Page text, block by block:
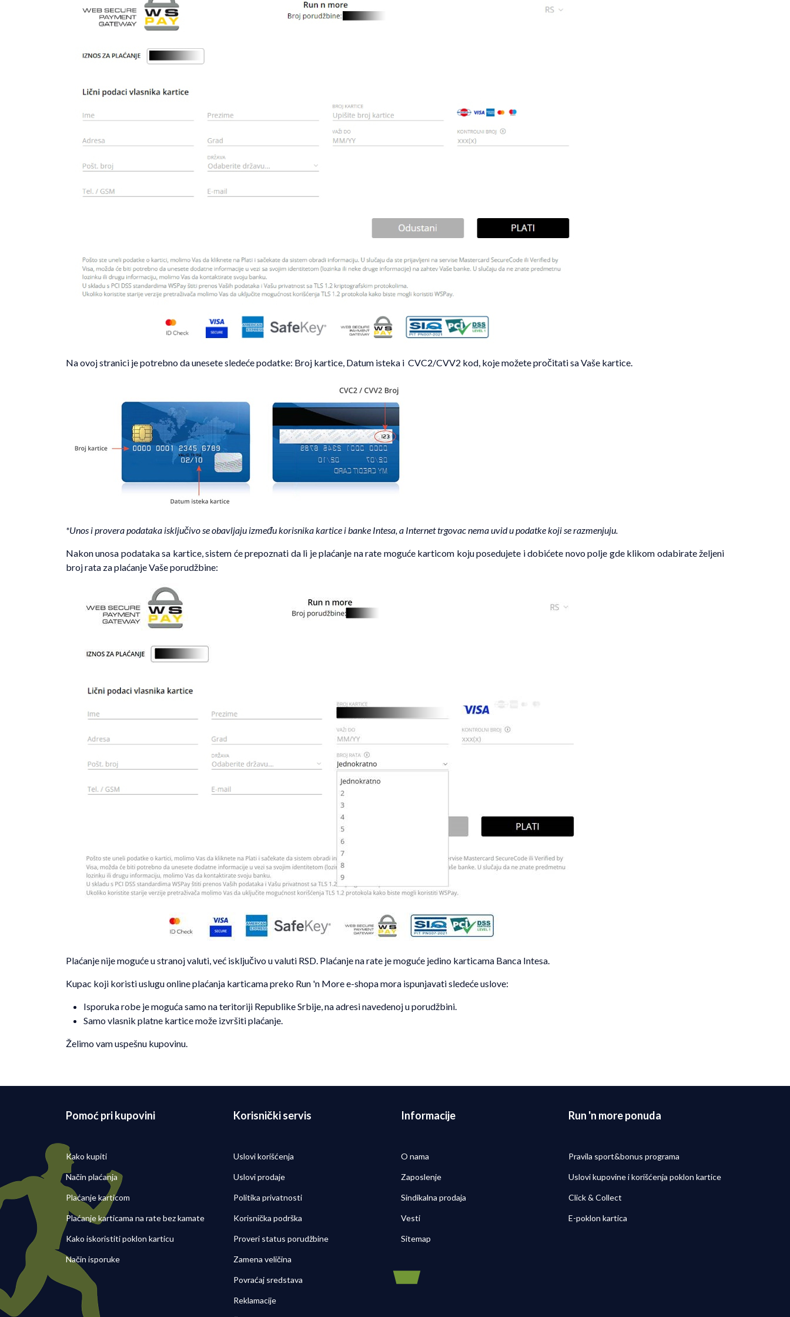
Na ovoj stranici je potrebno da unesete sledeće podatke: Broj kartice, Datum isteka i CVC2/CVV2 kod, koje možete pročitati sa Vaše kartice.
*Unos i provera podataka isključivo se obavljaju između korisnika kartice i banke Intesa, a Internet trgovac nema uvid upodatke koji se razmenjuju.
Nakon unosa podataka sa kartice, sistem će prepoznati da li je plaćanje na rate moguće karticom koju posedujete i dobićete novo polje gde klikom odabirate željeni
broj rata za plaćanje Vaše porudžbine:
Plaćanje nije moguće u stranoj valuti, već isključivo u valuti RSD. Plaćanje na rate je moguće jedino karticama Banca Intesa.
Kupac koji koristi uslugu online plaćanja karticama preko Run 'n More e-shopa mora ispunjavati sledeće uslove:
Isporuka robe je moguća samo na teritoriji Republike Srbije, na adresi navedenoj u porudžbini.
Samo vlasnik platne kartice može izvršiti plaćanje.
Želimo vam uspešnu kupovinu.
Pomoć pri kupovini
Kako kupiti
Način plaćanja
Plaćanje karticom
Plaćanje karticama na rate bez kamate
Kako iskoristiti poklon karticu
Način isporuke
Korisnički servis
Uslovi korišćenja
Uslovi prodaje
Politika privatnosti
Korisnička podrška
Proveri status porudžbine
Zamena veličina
Povraćaj sredstava
Reklamacije
Informacije
O nama
Zaposlenje
Sindikalna prodaja
Vesti
Sitemap
Run 'n more ponuda
Pravila sport&bonus programa
Uslovi kupovine i korišćenja poklon kartice
Click & Collect
E-poklon kartica